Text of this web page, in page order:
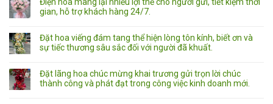
gian, hỗ trợ khách hàng 24/7.
Đặt hoa viếng đám tang thể hiện lòng tôn kính, biết ơn và
sự tiếc thương sâu sắc đối với người đã khuất.
Đặt lãng hoa chúc mừng khai trương gửi trọn lời chúc
thành công và phát đạt trong công việc kinh doanh mới.